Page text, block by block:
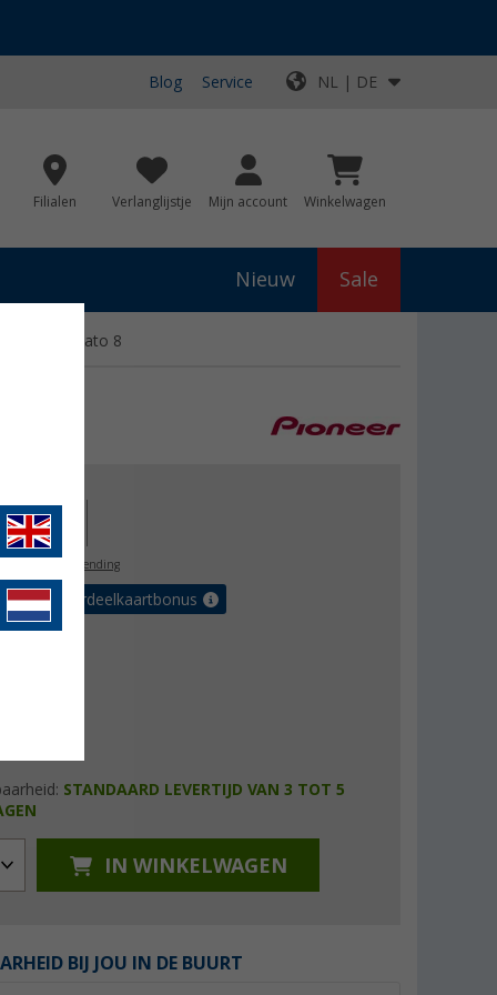
Blog Service NL | DE
Filialen Verlanglijstje Mijn account Winkelwagen
Nieuw Sale
Fiat Ducato 8
gratis verzending
met de voordeelkaartbonus
STANDAARD LEVERTIJD VAN 3 TOT 5
IN WINKELWAGEN
BIJ JOU IN DE BUURT